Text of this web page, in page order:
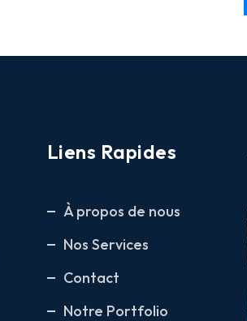
Liens Rapides
À propos de nous
Nos Services
Contact
Notre Portfolio